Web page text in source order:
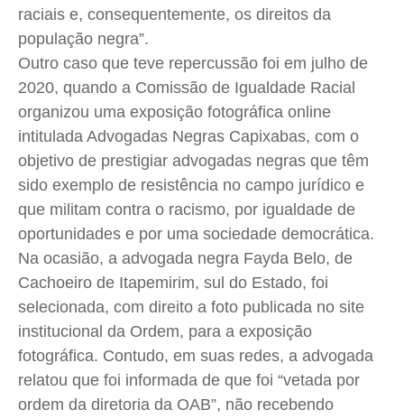
raciais e, consequentemente, os direitos da
população negra”.
Outro caso que teve repercussão foi em julho de
2020, quando a Comissão de Igualdade Racial
organizou uma exposição fotográfica online
intitulada Advogadas Negras Capixabas, com o
objetivo de prestigiar advogadas negras que têm
sido exemplo de resistência no campo jurídico e
que militam contra o racismo, por igualdade de
oportunidades e por uma sociedade democrática.
Na ocasião, a advogada negra Fayda Belo, de
Cachoeiro de Itapemirim, sul do Estado, foi
selecionada, com direito a foto publicada no site
institucional da Ordem, para a exposição
fotográfica. Contudo, em suas redes, a advogada
relatou que foi informada de que foi “vetada por
ordem da diretoria da OAB”, não recebendo